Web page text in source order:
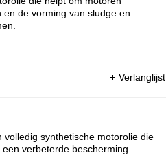
de vorming van sludge en
Verlanglijst
synthetische motorolie die
verbeterde bescherming